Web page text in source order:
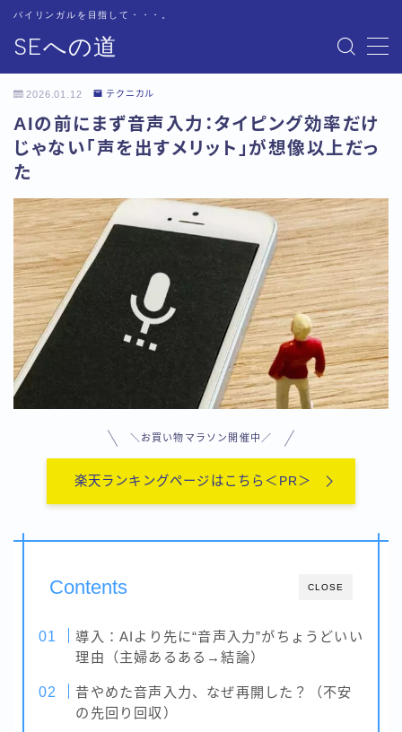
SEへの道
バイリンガルを目指して・・・。
お問い合わせ
テクニカル
トップページ
プライバシーポリシー
プロフィール
基本
書籍紹介
用語集
用語集-あ行
用語集-か行
用語集-さ行
用語集-た行
用語集-な行
用語集-は行
用語集-ま行
用語集-や行・わ
2026.01.12 テクニカル
AIの前にまず音声入力：タイピング効率だけ
じゃない「声を出すメリット」が想像以上だっ
た
＼お買い物マラソン開催中／
楽天ランキングページはこちら＜PR＞
CLOSE
Contents
導入：AIより先に“音声入力”がちょうどいい
理由（主婦あるある→結論）
昔やめた音声入力、なぜ再開した？（不安
の先回り回収）